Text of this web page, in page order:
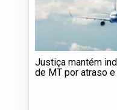
Justiça mantém
de MT por atraso